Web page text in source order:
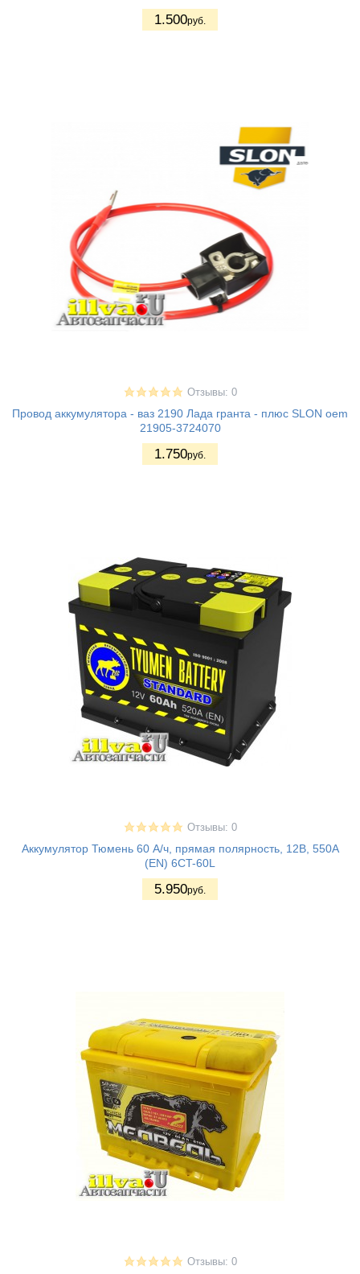
1.500руб.
Отзывы: 0
Провод аккумулятора - ваз 2190 Лада гранта - плюс SLON oem
21905-3724070
1.750руб.
Отзывы: 0
Аккумулятор Тюмень 60 А/ч, прямая полярность, 12В, 550A
(EN) 6CT-60L
5.950руб.
Отзывы: 0